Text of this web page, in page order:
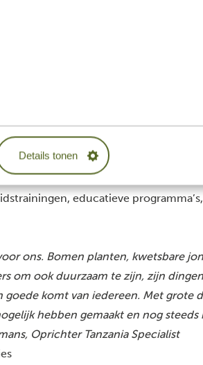
Details tonen
toerisme in Tanzania
bij ons op 1. Altijd. Dit betekent
maar ze nooit storen in hun
dieren te beschermen.
milieuvriendelijk mogelijk te reizen
educatieve
ons. Bomen planten, kwetsbare
om ook duurzaam te zijn, zijn
komt van iedereen. Met grote
hebben gemaakt en nog
Oprichter Tanzania Specialist